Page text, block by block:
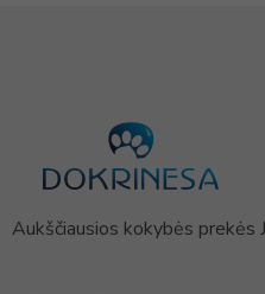
Aukščiausios kokybės prekės